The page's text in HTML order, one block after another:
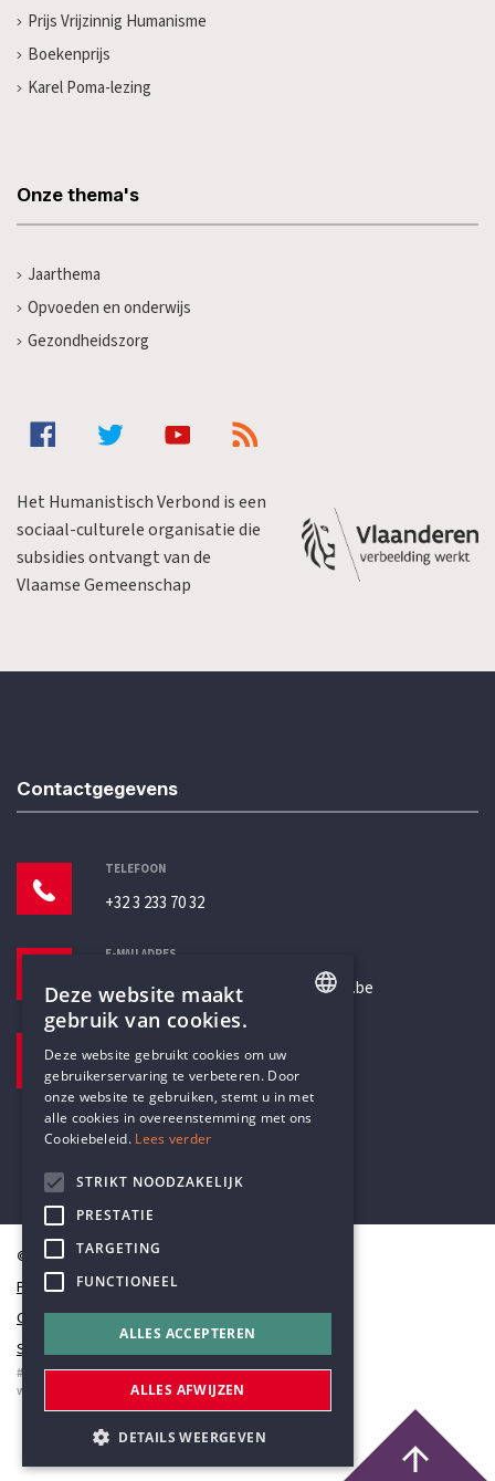
Prijs Vrijzinnig Humanisme
Boekenprijs
Karel Poma-lezing
Onze thema's
Jaarthema
Opvoeden en onderwijs
Gezondheidszorg
Het Humanistisch Verbond is een
sociaal-culturele organisatie die
subsidies ontvangt van de
Vlaamse Gemeenschap
Contactgegevens
TELEFOON
+32 3 233 70 32
E-MAILADRES
secretariaat@humanistischverbond.be
Pottenbrug 4
Antwerpen, 2000
© Humanistisch Verbond 2026
Privacy
Cookiestatement
Sitemap
#codedwithlove byCodelines
webapplicaties
mobiele apps&maatwerk websites
DUTCH
Deze website maakt
gebruik van cookies.
Deze website gebruikt cookies om uw
gebruikerservaring te verbeteren. Door
onze website te gebruiken, stemt u in met
alle cookies in overeenstemming met ons
Cookiebeleid. Lees verder
STRIKT NOODZAKELIJK
PRESTATIE
TARGETING
FUNCTIONEEL
ALLES ACCEPTEREN
ALLES AFWIJZEN
DETAILS WEERGEVEN